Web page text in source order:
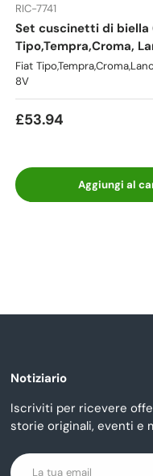
RIC-7741
Set cuscinetti di biella
Tipo,Tempra,Croma,
Fiat
8V
£53.94
Aggiungi al
Notiziario
Iscriviti per ricevere
storie originali, eventi e
Email